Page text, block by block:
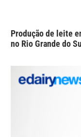
Produção de leite
no Rio Grande do Sul